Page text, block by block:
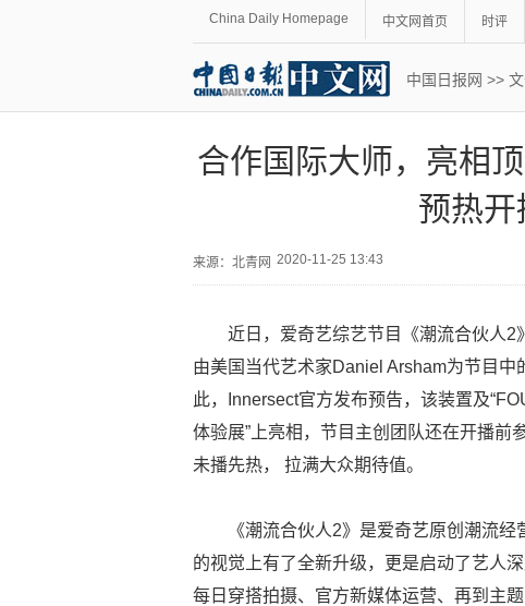
China Daily Homepage 中文网首页 时评
中国日报网 >>
合作国际大师，亮相
预热
来源： 北青网 2020-11-25 13:43
近日，爱奇艺综艺节目《潮流合伙人
由美国当代艺术家Daniel Arsham为节目中
此，Innersect官方发布预告，该装置及
体验展”上亮相，节目主创团队还在开播前
未播先热， 拉满大众期待值。
《潮流合伙人2》是爱奇艺原创潮流
的视觉上有了全新升级，更是启动了艺人
每日穿搭拍摄、官方新媒体运营、再到主